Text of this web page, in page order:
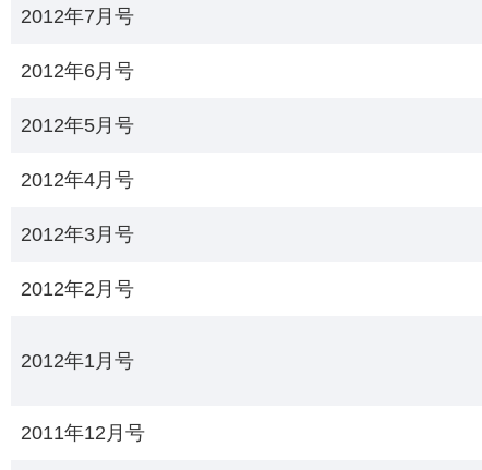
2012年7月号
2012年6月号
2012年5月号
2012年4月号
2012年3月号
2012年2月号
2012年1月号
2011年12月号